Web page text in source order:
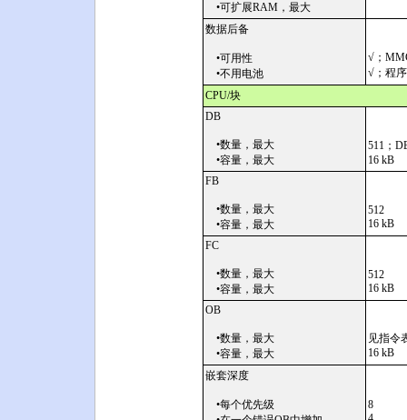
•可扩展RAM，最大
数据后备
•可用性
•不用电池
√；
√；程
CPU/块
DB
•数量，最大
•容量，最大
511；
16 kB
FB
•数量，最大
•容量，最大
512
16 kB
FC
•数量，最大
•容量，最大
512
16 kB
OB
•数量，最大
•容量，最大
见指令
16 kB
嵌套深度
•每个优先级
8